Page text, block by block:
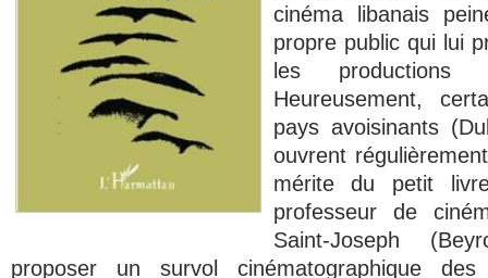
cinéma libanais
propre public qui lui
les productions
Heureusement,
pays avoisinants
ouvrent
mérite du petit
professeur de
Saint-Joseph
proposer un survol cinématographique